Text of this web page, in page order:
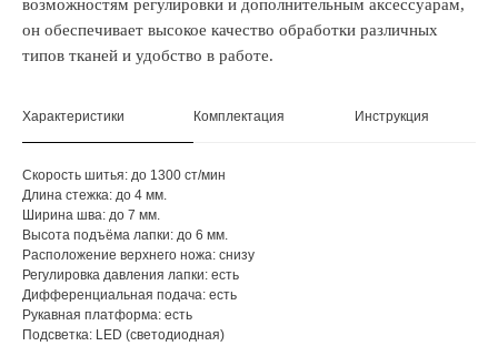
возможностям регулировки и дополнительным аксессуарам,
он обеспечивает высокое качество обработки различных
типов тканей и удобство в работе.
Характеристики Комплектация Инструкция
Скорость шитья: до 1300 ст/мин
Длина стежка: до 4 мм.
Ширина шва: до 7 мм.
Высота подъёма лапки: до 6 мм.
Расположение верхнего ножа: снизу
Регулировка давления лапки: есть
Дифференциальная подача: есть
Рукавная платформа: есть
Подсветка: LED (светодиодная)